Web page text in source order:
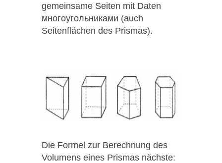
gemeinsame Seiten mit Daten
многоугольниками (auch
Seitenflächen des Prismas).
Die Formel zur Berechnung des
Volumens eines Prismas nächste: